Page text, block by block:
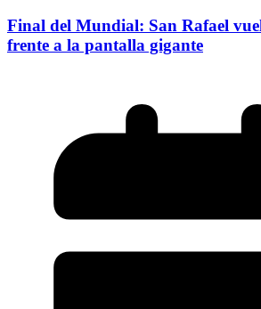
Final del Mundial: San Rafael
frente a la pantalla gigante